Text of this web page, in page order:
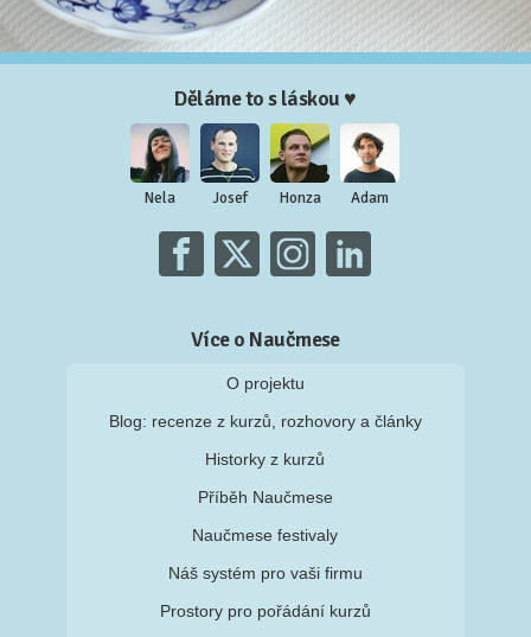
Děláme to s láskou ♥
Nela Josef Honza Adam
Více o Naučmese
O projektu
Blog: recenze z kurzů, rozhovory a články
Historky z kurzů
Příběh Naučmese
Naučmese festivaly
Náš systém pro vaši firmu
Prostory pro pořádání kurzů